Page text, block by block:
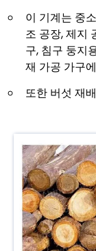
이 기계는 중
조 공장, 제지
구, 침구 둥지
재 가공 가구
또한 버섯 재